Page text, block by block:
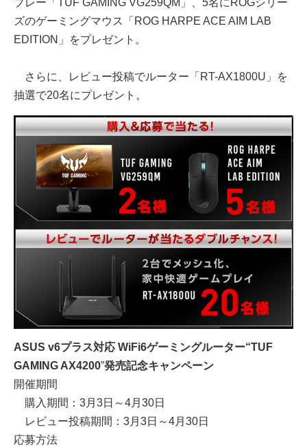
ズのゲーミングマウス「ROG HARPE ACE AIM LAB
EDITION」をプレゼント。
さらに、レビュー投稿でルーター「RT-AX1800U」を
抽選で20名にプレゼント。
ASUS v6プラス対応 WiFi6ゲーミングルーター“TUF
GAMING AX4200”発売記念キャンペーン
開催期間
購入期間：3月3日～4月30日
レビュー投稿期間：3月3日～4月30日
応募方法